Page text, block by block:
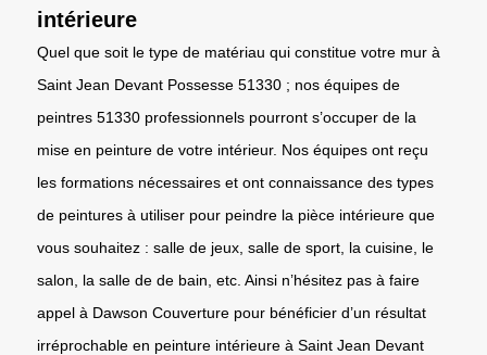
intérieure
Quel que soit le type de matériau qui constitue votre mur à
Saint Jean Devant Possesse 51330 ; nos équipes de
peintres 51330 professionnels pourront s’occuper de la
mise en peinture de votre intérieur. Nos équipes ont reçu
les formations nécessaires et ont connaissance des types
de peintures à utiliser pour peindre la pièce intérieure que
vous souhaitez : salle de jeux, salle de sport, la cuisine, le
salon, la salle de de bain, etc. Ainsi n’hésitez pas à faire
appel à Dawson Couverture pour bénéficier d’un résultat
irréprochable en peinture intérieure à Saint Jean Devant